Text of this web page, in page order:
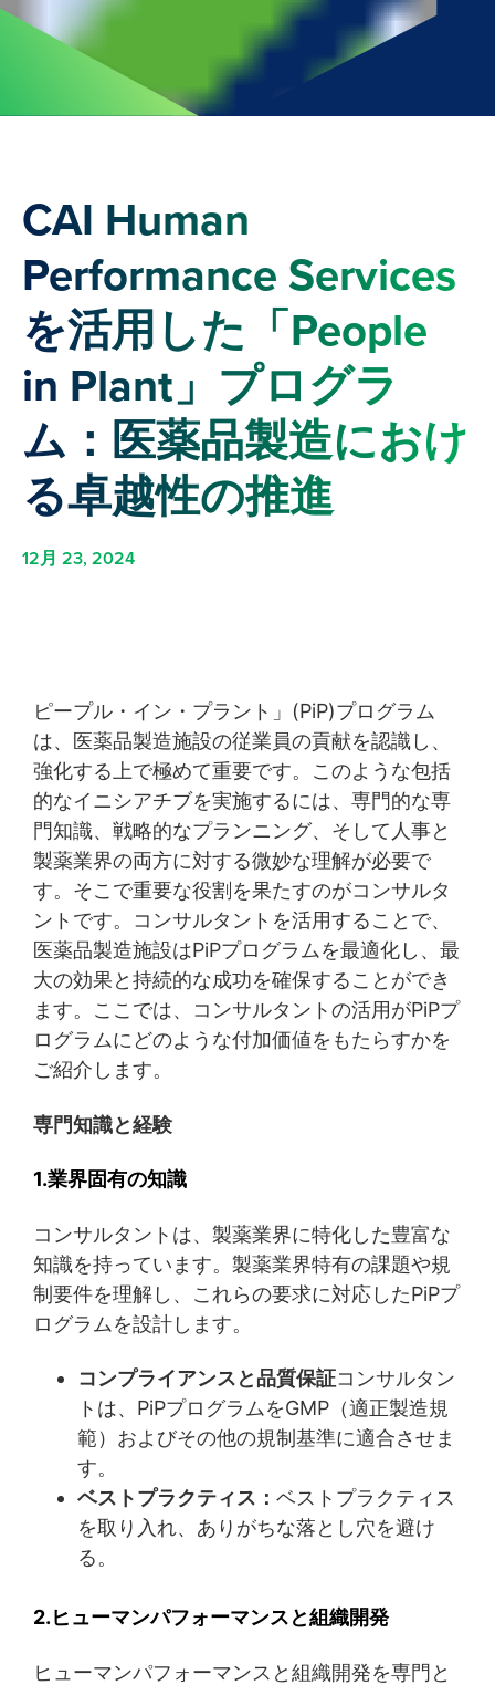
CAI Human
Performance Services
を活用した「People
in Plant」プログラ
ム：医薬品製造におけ
る卓越性の推進
12月 23, 2024
ピープル・イン・プラント」(PiP)プログラム
は、医薬品製造施設の従業員の貢献を認識し、
強化する上で極めて重要です。このような包括
的なイニシアチブを実施するには、専門的な専
門知識、戦略的なプランニング、そして人事と
製薬業界の両方に対する微妙な理解が必要で
す。そこで重要な役割を果たすのがコンサルタ
ントです。コンサルタントを活用することで、
医薬品製造施設はPiPプログラムを最適化し、最
大の効果と持続的な成功を確保することができ
ます。ここでは、コンサルタントの活用がPiPプ
ログラムにどのような付加価値をもたらすかを
ご紹介します。
専門知識と経験
1.業界固有の知識
コンサルタントは、製薬業界に特化した豊富な
知識を持っています。製薬業界特有の課題や規
制要件を理解し、これらの要求に対応したPiPプ
ログラムを設計します。
コンプライアンスと品質保証コンサルタン
トは、PiPプログラムをGMP（適正製造規
範）およびその他の規制基準に適合させま
す。
ベストプラクティス： ベストプラクティス
を取り入れ、ありがちな落とし穴を避け
る。
2.ヒューマンパフォーマンスと組織開発
ヒューマンパフォーマンスと組織開発を専門と